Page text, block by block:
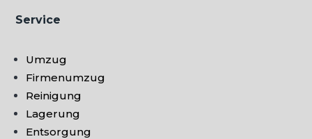
Service
Umzug
Firmenumzug
Reinigung
Lagerung
Entsorgung